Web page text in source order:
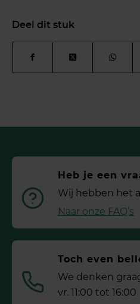
Deel dit stuk
Heb je een
Wij hebben het
Naar onze FAQ’s
Toch even
We denken
vr. 11:00 tot 16:00